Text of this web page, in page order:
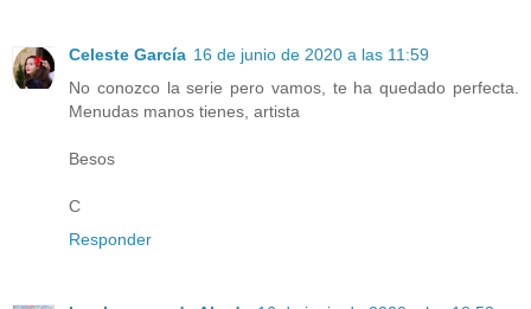
Celeste García 16 de junio de 2020 a las 11:59
No conozco la serie pero vamos, te ha quedado perfecta.
Menudas manos tienes, artista
Besos
C
Responder